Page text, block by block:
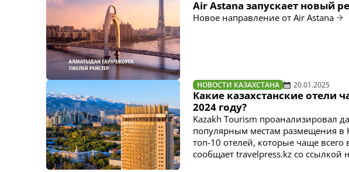
Air Astana запускает новый
Новое направление от Air Astana
НОВОСТИ КАЗАХСТАНА 20.01.2025
Какие казахстанские отели
2024 году?
Kazakh Tourism проанализировал
популярным местам размещения в
топ-10 отелей, которые чаще
сообщает travelpress.kz со ссылкой